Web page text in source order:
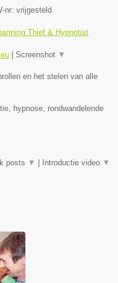
nr: vrijgesteld
Thief & Hypnotist
Screenshot ▼
en het stelen van alle
hypnose, rondwandelende
posts ▼ Introductie video ▼